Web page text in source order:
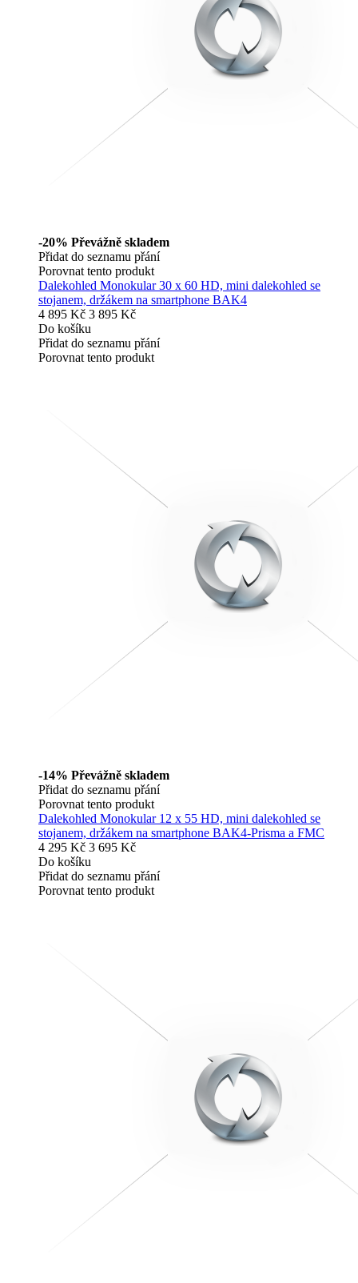
-20% Převážně skladem
Přidat do seznamu přání
Porovnat tento produkt
Dalekohled Monokular 30 x 60 HD, mini dalekohled se
stojanem, držákem na smartphone BAK4
4 895 Kč 3 895 Kč
Do košíku
Přidat do seznamu přání
Porovnat tento produkt
-14% Převážně skladem
Přidat do seznamu přání
Porovnat tento produkt
Dalekohled Monokular 12 x 55 HD, mini dalekohled se
stojanem, držákem na smartphone BAK4-Prisma a FMC
4 295 Kč 3 695 Kč
Do košíku
Přidat do seznamu přání
Porovnat tento produkt